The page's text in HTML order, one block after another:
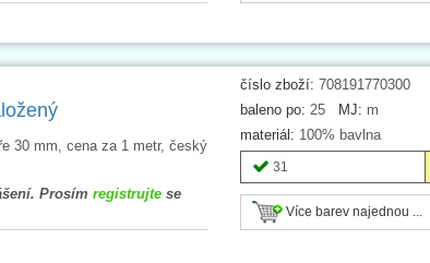
číslo zboží: 708191770300
baleno po: 25 MJ: m
materiál: 100% bavlna
31
Více barev najednou ...
30 mm, cena za 1 metr, český
Prosím registrujtese